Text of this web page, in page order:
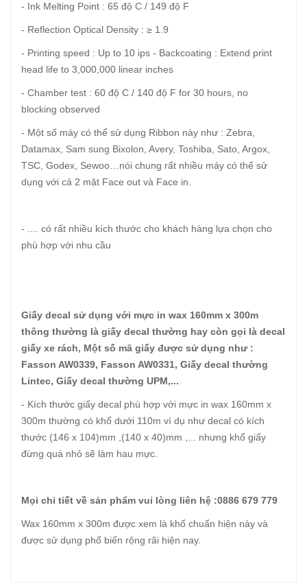
- Ink Melting Point : 65 độ C / 149 độ F
- Reflection Optical Density : ≥ 1.9
- Printing speed : Up to 10 ips - Backcoating : Extend print
head life to 3,000,000 linear inches
- Chamber test : 60 độ C / 140 độ F for 30 hours, no
blocking observed
- Một số máy có thể sử dụng Ribbon này như : Zebra,
Datamax, Sam sung Bixolon, Avery, Toshiba, Sato, Argox,
TSC, Godex, Sewoo…nói chung rất nhiều máy có thể sử
dụng với cả 2 mặt Face out và Face in.
- .... có rất nhiều kích thước cho khách hàng lựa chọn cho
phù hợp với nhu cầu
Giấy decal sử dụng với mực in wax 160mm x 300m
thông thường là giấy decal thường hay còn gọi là decal
giấy xe rách, Một số mã giấy được sử dụng như :
Fasson AW0339, Fasson AW0331, Giấy decal thường
Lintec, Giấy decal thường UPM,...
- Kích thước giấy decal phù hợp với mực in wax 160mm x
300m thường có khổ dưới 110m ví dụ như decal có kích
thước (146 x 104)mm ,(140 x 40)mm ,... nhưng khổ giấy
đừng quá nhỏ sẽ làm hau mực.
Mọi chi tiết về sản phẩm vui lòng liên hệ :0886 679 779
Wax 160mm x 300m được xem là khổ chuẩn hiện này và
được sử dụng phổ biến rộng rãi hiện nay.